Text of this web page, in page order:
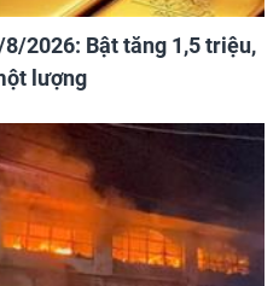
2026: Bật tăng 1,5 triệu,
lượng